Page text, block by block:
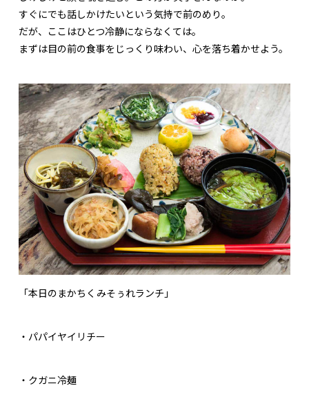
すぐにでも話しかけたいという気持で前のめり。
だが、ここはひとつ冷静にならなくては。
まずは目の前の食事をじっくり味わい、心を落ち着かせよう。
「本日のまかちくみそぅれランチ」
・パパイヤイリチー
・クガニ冷麺